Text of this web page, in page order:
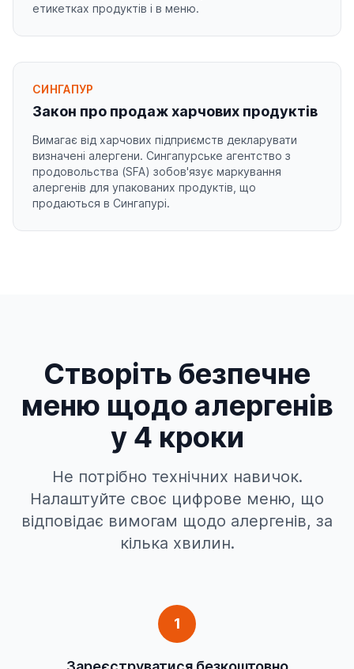
етикетках продуктів і в меню.
СИНГАПУР
Закон про продаж харчових продуктів
Вимагає від харчових підприємств декларувати
визначені алергени. Сингапурське агентство з
продовольства (SFA) зобов'язує маркування
алергенів для упакованих продуктів, що
продаються в Сингапурі.
Створіть безпечне
меню щодо алергенів
у 4 кроки
Не потрібно технічних навичок.
Налаштуйте своє цифрове меню, що
відповідає вимогам щодо алергенів, за
кілька хвилин.
1